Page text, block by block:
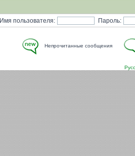
Имя пользователя: Пароль:
Непрочитанные сообщения